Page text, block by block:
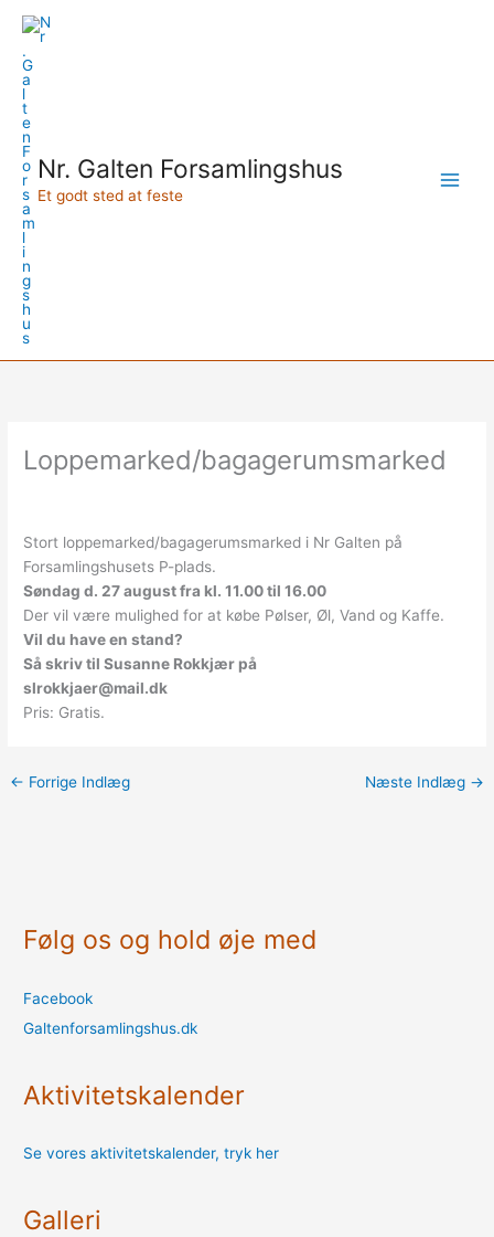
indholdet
Nr. Galten Forsamlingshus
Et godt sted at feste
Loppemarked/bagagerumsmarked
Stort loppemarked/bagagerumsmarked i Nr Galten på
Forsamlingshusets P-plads.
Søndag d. 27 august fra kl. 11.00 til 16.00
Der vil være mulighed for at købe Pølser, Øl, Vand og Kaffe.
Vil du have en stand?
Så skriv til Susanne Rokkjær på
slrokkjaer@mail.dk
Pris: Gratis.
← Forrige Indlæg Næste Indlæg →
Følg os og hold øje med
Facebook
Galtenforsamlingshus.dk
Aktivitetskalender
Se vores aktivitetskalender, tryk her
Galleri